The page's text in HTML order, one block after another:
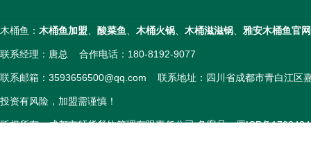
木桶鱼： 木桶鱼加盟 酸菜鱼 木桶火锅 木桶滋滋锅 雅安木桶鱼官网
联系经理：唐总 合作电话：180-8192-9077
联系邮箱：3593656500@qq.com 联系地址：四川省成都市青白江区
投资有风险，加盟需谨慎！
版权所有：成都市轩货餐饮管理有限责任公司 备案号：蜀ICP备